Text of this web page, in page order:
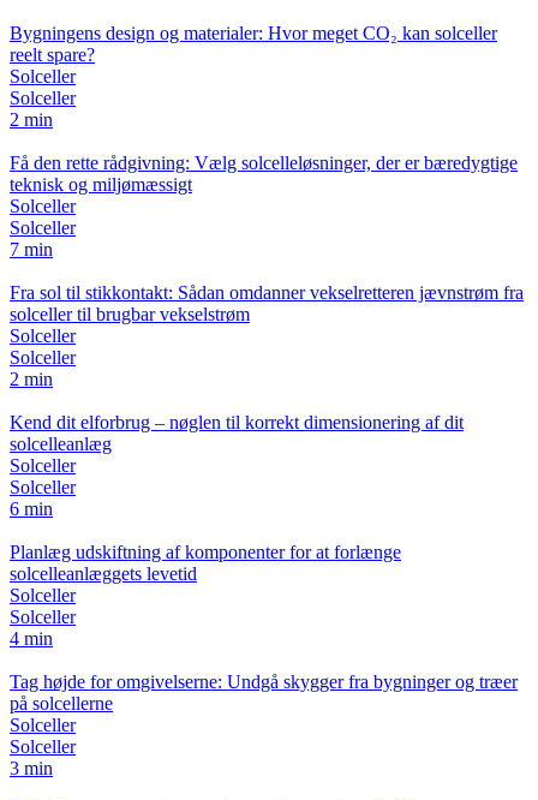
Bygningens design og materialer: Hvor meget CO₂ kan solceller
reelt spare?
Solceller
Solceller
2 min
Få den rette rådgivning: Vælg solcelleløsninger, der er bæredygtige
teknisk og miljømæssigt
Solceller
Solceller
7 min
Fra sol til stikkontakt: Sådan omdanner vekselretteren jævnstrøm fra
solceller til brugbar vekselstrøm
Solceller
Solceller
2 min
Kend dit elforbrug – nøglen til korrekt dimensionering af dit
solcelleanlæg
Solceller
Solceller
6 min
Planlæg udskiftning af komponenter for at forlænge
solcelleanlæggets levetid
Solceller
Solceller
4 min
Tag højde for omgivelserne: Undgå skygger fra bygninger og træer
på solcellerne
Solceller
Solceller
3 min